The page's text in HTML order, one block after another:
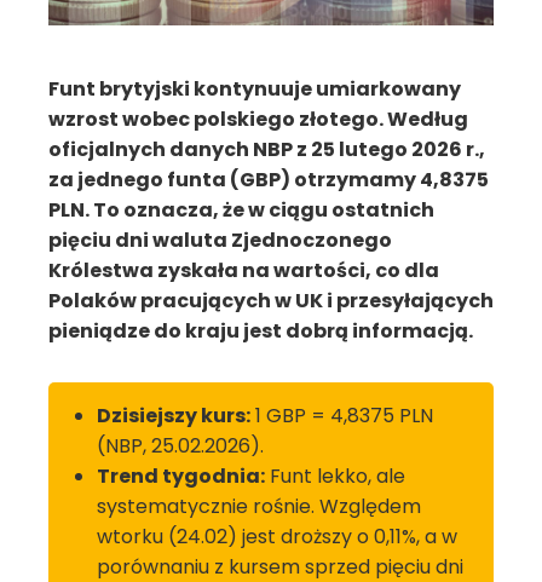
Funt brytyjski kontynuuje umiarkowany
wzrost wobec polskiego złotego. Według
oficjalnych danych NBP z 25 lutego 2026 r.,
za jednego funta (GBP) otrzymamy 4,8375
PLN. To oznacza, że w ciągu ostatnich
pięciu dni waluta Zjednoczonego
Królestwa zyskała na wartości, co dla
Polaków pracujących w UK i przesyłających
pieniądze do kraju jest dobrą informacją.
Dzisiejszy kurs:1 GBP = 4,8375 PLN
(NBP, 25.02.2026).
Trend tygodnia: Funt lekko, ale
systematycznie rośnie. Względem
wtorku (24.02) jest droższy o 0,11%, a w
porównaniu z kursem sprzed pięciu dni